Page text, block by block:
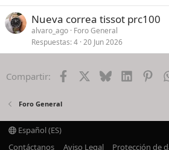
Nueva correa tissot prc100
alvaro_ago Foro General
Respuestas 4 20 Jun 2026
Compartir: Facebook BlueskyLinkedIn
Foro General
Español (ES)
Contáctanos
Aviso Legal Protección de